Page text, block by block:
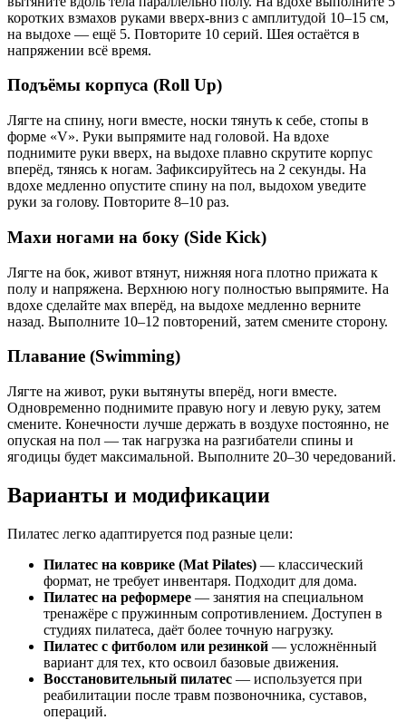
коротких взмахов руками вверх-вниз с амплитудой 10–15 см,
на выдохе — ещё 5. Повторите 10 серий. Шея остаётся в
напряжении всё время.
Подъёмы корпуса (Roll Up)
Лягте на спину, ноги вместе, носки тянуть к себе, стопы в
форме «V». Руки выпрямите над головой. На вдохе
поднимите руки вверх, на выдохе плавно скрутите корпус
вперёд, тянясь к ногам. Зафиксируйтесь на 2 секунды. На
вдохе медленно опустите спину на пол, выдохом уведите
руки за голову. Повторите 8–10 раз.
Махи ногами на боку (Side Kick)
Лягте на бок, живот втянут, нижняя нога плотно прижата к
полу и напряжена. Верхнюю ногу полностью выпрямите. На
вдохе сделайте мах вперёд, на выдохе медленно верните
назад. Выполните 10–12 повторений, затем смените сторону.
Плавание (Swimming)
Лягте на живот, руки вытянуты вперёд, ноги вместе.
Одновременно поднимите правую ногу и левую руку, затем
смените. Конечности лучше держать в воздухе постоянно, не
опуская на пол — так нагрузка на разгибатели спины и
ягодицы будет максимальной. Выполните 20–30 чередований.
Варианты и модификации
Пилатес легко адаптируется под разные цели:
Пилатес на коврике (Mat Pilates) — классический
формат, не требует инвентаря. Подходит для дома.
Пилатес на реформере — занятия на специальном
тренажёре с пружинным сопротивлением. Доступен в
студиях пилатеса, даёт более точную нагрузку.
Пилатес с фитболом или резинкой — усложнённый
вариант для тех, кто освоил базовые движения.
Восстановительный пилатес — используется при
реабилитации после травм позвоночника, суставов,
операций.